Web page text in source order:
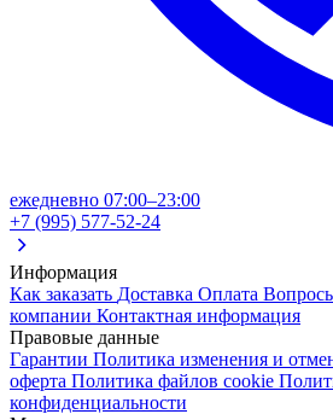
ежедневно 07:00–23:00
+7 (995) 577-52-24
Информация
Как заказать Доставка Оплата
компании Контактная информация
Правовые данные
Гарантии Политика изменения и
оферта Политика файлов cookie
конфиденциальности